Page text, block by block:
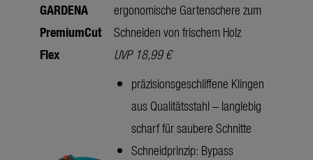
GARDENA
PremiumCut
Flex
ergonomische Gartenschere zum
Schneiden von frischem Holz
UVP 18,99 €
präzisionsgeschliffene Klingen
aus Qualitätsstahl – langlebig
scharf für saubere Schnitte
Schneidprinzip: Bypass